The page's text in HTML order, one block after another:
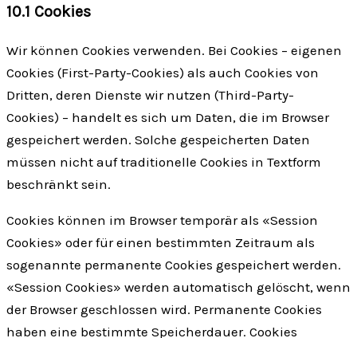
10.1 Cookies
Wir können Cookies verwenden. Bei Cookies – eigenen
Cookies (First-Party-Cookies) als auch Cookies von
Dritten, deren Dienste wir nutzen (Third-Party-
Cookies) – handelt es sich um Daten, die im Browser
gespeichert werden. Solche gespeicherten Daten
müssen nicht auf traditionelle Cookies in Textform
beschränkt sein.
Cookies können im Browser temporär als «Session
Cookies» oder für einen bestimmten Zeitraum als
sogenannte permanente Cookies gespeichert werden.
«Session Cookies» werden automatisch gelöscht, wenn
der Browser geschlossen wird. Permanente Cookies
haben eine bestimmte Speicherdauer. Cookies